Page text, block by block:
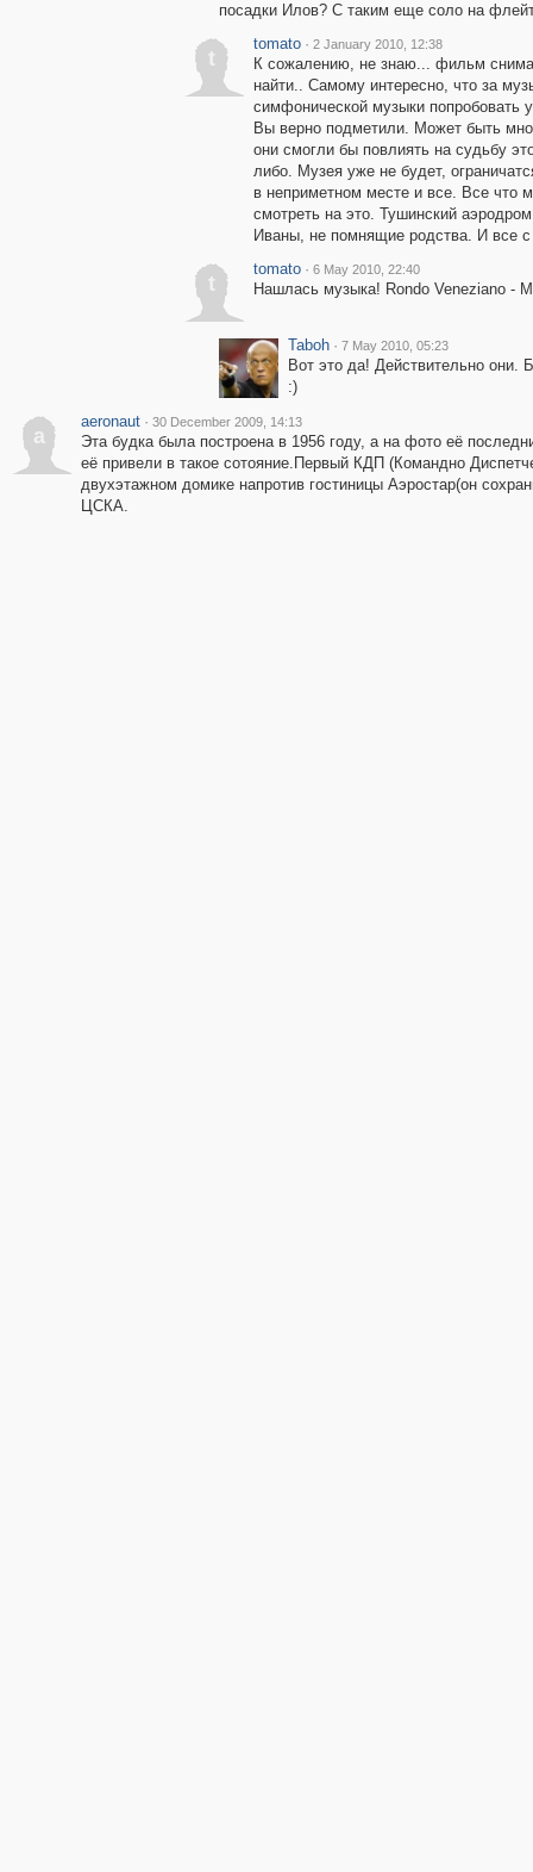
посадки Илов? С таким еще соло на
t
tomato · 2 January 2010, 12:38
К сожалению, не знаю... фильм
найти.. Самому интересно, что за
симфонической музыки попробовать
Вы верно подметили. Может быть
они смогли бы повлиять на судьбу
либо. Музея уже не будет,
в неприметном месте и все. Все что
смотреть на это. Тушинский
Иваны, не помнящие родства. И все
t
tomato · 6 May 2010, 22:40
Нашлась музыка! Rondo Veneziano -
Taboh · 7 May 2010, 05:23
Вот это да! Действительно они.
:)
a
aeronaut · 30 December 2009, 14:13
Эта будка была построена в 1956 году, а на фото её
её привели в такое сотояние.Первый КДП (Командно
двухэтажном домике напротив гостиницы Аэростар(он
ЦСКА.